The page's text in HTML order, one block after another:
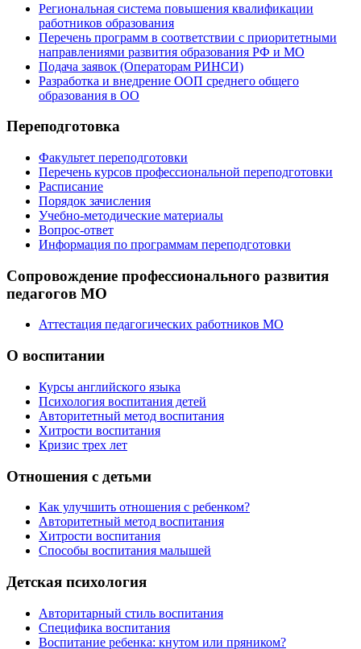
Региональная система повышения квалификации
работников образования
Перечень программ в соответствии с приоритетными
направлениями развития образования РФ и МО
Подача заявок (Операторам РИНСИ)
Разработка и внедрение ООП среднего общего
образования в ОО
Переподготовка
Факультет переподготовки
Перечень курсов профессиональной переподготовки
Расписание
Порядок зачисления
Учебно-методические материалы
Вопрос-ответ
Информация по программам переподготовки
Сопровождение профессионального развития
педагогов МО
Аттестация педагогических работников МО
О воспитании
Курсы английского языка
Психология воспитания детей
Авторитетный метод воспитания
Хитрости воспитания
Кризис трех лет
Отношения с детьми
Как улучшить отношения с ребенком?
Авторитетный метод воспитания
Хитрости воспитания
Способы воспитания малышей
Детская психология
Авторитарный стиль воспитания
Специфика воспитания
Воспитание ребенка: кнутом или пряником?